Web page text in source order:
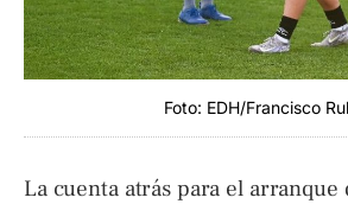
Foto: EDH/Francisco
La cuenta atrás para el arranque